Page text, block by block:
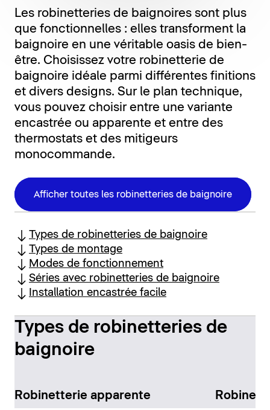
Les robinetteries de baignoires sont plus
que fonctionnelles : elles transforment la
baignoire en une véritable oasis de bien-
être. Choisissez votre robinetterie de
baignoire idéale parmi différentes finitions
et divers designs. Sur le plan technique,
vous pouvez choisir entre une variante
encastrée ou apparente et entre des
thermostats et des mitigeurs
monocommande.
Afficher toutes les robinetteries de baignoire
Types de robinetteries de baignoire
Types de montage
Modes de fonctionnement
Séries avec robinetteries de baignoire
Installation encastrée facile
Types de robinetteries de
baignoire
Robinetterie apparente